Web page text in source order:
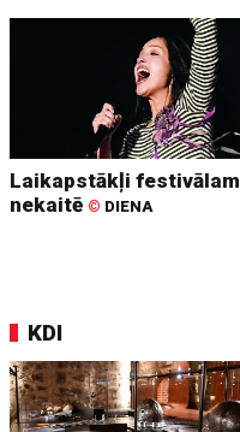
Laikapstākļi festivālam
nekaitē © DIENA
KDI